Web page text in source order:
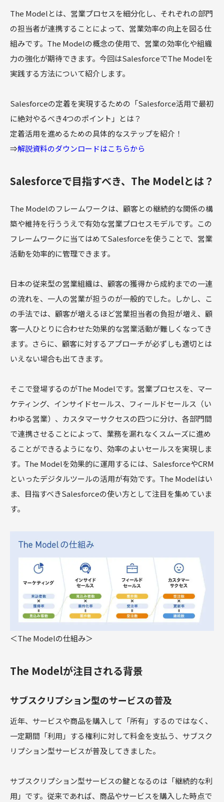
The Modelとは、営業プロセスを細分化し、それぞれの部門
の担当者が連携することによって、営業効率の向上を図る仕
組みです。The Modelの概念の使用で、営業の効率化や組織
力の強化が期待できます。今回はSalesforceでThe Modelを
実践する方法について紹介します。
Salesforceの定着を実現するための「Salesforce活用で最初
に絶対やるべき4つのポイント」とは？
定着活用を進めるための具体的なステップを紹介！
⇒解説資料のダウンロードはこちらから
Salesforceで目指すべき、The Modelとは？
The Modelのフレームワークは、顧客との継続的な関係の構
築や維持を行ううえで有効な営業プロセスモデルです。この
フレームワークに当てはめてSalesforceを使うことで、営業
活動を効率的に管理できます。
日本の従来型の営業組織は、顧客の獲得から成約までの一連
の流れを、一人の営業が担うのが一般的でした。しかし、こ
の手法では、顧客が増えるほど営業担当者の負担が増え、顧
客一人ひとりに合わせた効果的な営業活動が難しくなってき
ます。さらに、顧客に対するアプローチが必ずしも適切とは
いえない場合も出てきます。
そこで登場するのがThe Modelです。営業プロセスを、マー
ケティング、インサイドセールス、フィールドセールス（い
わゆる営業）、カスタマーサクセスの四つに分け、各部門間
で連携させることによって、業務を漏れなくスムーズに進め
ることができるようになり、効率のよいセールスを実現しま
す。The Modelを効果的に運用するには、SalesforceやCRM
といったデジタルツールの活用が有効です。The Modelはい
ま、目指すべきSalesforceの使い方として注目を集めていま
す。
＜The Modelの仕組み＞
The Modelが注目される背景
サブスクリプション型のサービスの普及
近年、サービスや商品を購入して「所有」するのではなく、
一定期間「利用」する権利に対して料金を支払う、サブスク
リプション型サービスが普及してきました。
サブスクリプション型サービスの鍵となるのは「継続的な利
用」です。従来であれば、商品やサービスを購入した時点で